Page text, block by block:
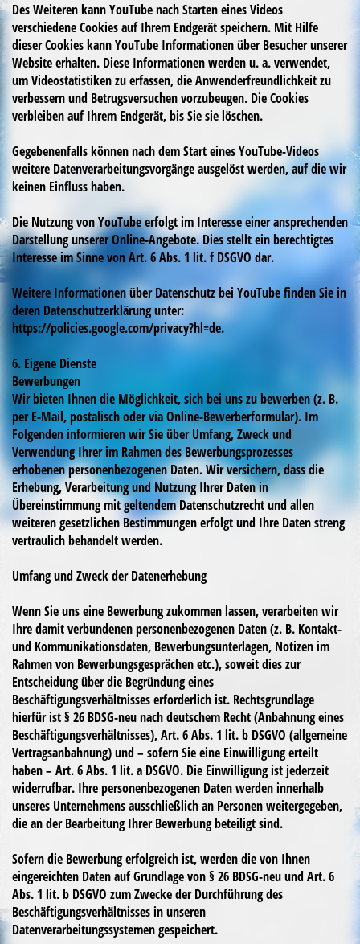
Des Weiteren kann YouTube nach Starten eines Videos
verschiedene Cookies auf Ihrem Endgerät speichern. Mit Hilfe
dieser Cookies kann YouTube Informationen über Besucher unserer
Website erhalten. Diese Informationen werden u. a. verwendet,
um Videostatistiken zu erfassen, die Anwenderfreundlichkeit zu
verbessern und Betrugsversuchen vorzubeugen. Die Cookies
verbleiben auf Ihrem Endgerät, bis Sie sie löschen.
Gegebenenfalls können nach dem Start eines YouTube-Videos
weitere Datenverarbeitungsvorgänge ausgelöst werden, auf die wir
keinen Einfluss haben.
Die Nutzung von YouTube erfolgt im Interesse einer ansprechenden
Darstellung unserer Online-Angebote. Dies stellt ein berechtigtes
Interesse im Sinne von Art. 6 Abs. 1 lit. f DSGVO dar.
Weitere Informationen über Datenschutz bei YouTube finden Sie in
deren Datenschutzerklärung unter:
https://policies.google.com/privacy?hl=de.
6. Eigene Dienste
Bewerbungen
Wir bieten Ihnen die Möglichkeit, sich bei uns zu bewerben (z. B.
per E-Mail, postalisch oder via Online-Bewerberformular). Im
Folgenden informieren wir Sie über Umfang, Zweck und
Verwendung Ihrer im Rahmen des Bewerbungsprozesses
erhobenen personenbezogenen Daten. Wir versichern, dass die
Erhebung, Verarbeitung und Nutzung Ihrer Daten in
Übereinstimmung mit geltendem Datenschutzrecht und allen
weiteren gesetzlichen Bestimmungen erfolgt und Ihre Daten streng
vertraulich behandelt werden.
Umfang und Zweck der Datenerhebung
Wenn Sie uns eine Bewerbung zukommen lassen, verarbeiten wir
Ihre damit verbundenen personenbezogenen Daten (z. B. Kontakt-
und Kommunikationsdaten, Bewerbungsunterlagen, Notizen im
Rahmen von Bewerbungsgesprächen etc.), soweit dies zur
Entscheidung über die Begründung eines
Beschäftigungsverhältnisses erforderlich ist. Rechtsgrundlage
hierfür ist § 26 BDSG-neu nach deutschem Recht (Anbahnung eines
Beschäftigungsverhältnisses), Art. 6 Abs. 1 lit. b DSGVO (allgemeine
Vertragsanbahnung) und – sofern Sie eine Einwilligung erteilt
haben – Art. 6 Abs. 1 lit. a DSGVO. Die Einwilligung ist jederzeit
widerrufbar. Ihre personenbezogenen Daten werden innerhalb
unseres Unternehmens ausschließlich an Personen weitergegeben,
die an der Bearbeitung Ihrer Bewerbung beteiligt sind.
Sofern die Bewerbung erfolgreich ist, werden die von Ihnen
eingereichten Daten auf Grundlage von § 26 BDSG-neu und Art. 6
Abs. 1 lit. b DSGVO zum Zwecke der Durchführung des
Beschäftigungsverhältnisses in unseren
Datenverarbeitungssystemen gespeichert.